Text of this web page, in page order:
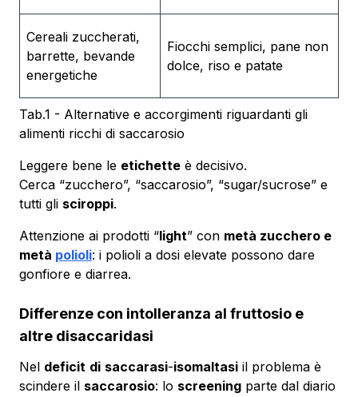
Cereali zuccherati,
barrette, bevande
energetiche
Fiocchi semplici, pane non
dolce, riso e patate
Tab.1 - Alternative e accorgimenti riguardanti gli
alimenti ricchi di saccarosio
Leggere bene le etichette è decisivo.
Cerca “zucchero”, “saccarosio”, “sugar/sucrose” e
tutti gli sciroppi.
Attenzione ai prodotti “light” con metà zucchero e
metà polioli: i polioli a dosi elevate possono dare
gonfiore e diarrea.
Differenze con intolleranza al fruttosio e
altre disaccaridasi
Nel deficit di saccarasi-isomaltasi il problema è
scindere il saccarosio: lo screening parte dal diario